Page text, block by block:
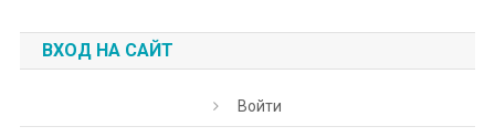
ВХОД НА САЙТ
Войти